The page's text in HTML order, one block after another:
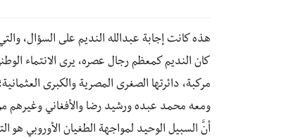
هذه كانت إجابة عبدالله النديم على السؤال،
كان النديم كمعظم رجال عصره، يرى الانتماء
مركبة، دائرتها الصغرى المصرية والكبرى
ومعه محمد عبده ورشيد رضا والأفغاني وغيرهم من
أنَّ السبيل الوحيد لمواجهة الطغيان الأوروبي هو